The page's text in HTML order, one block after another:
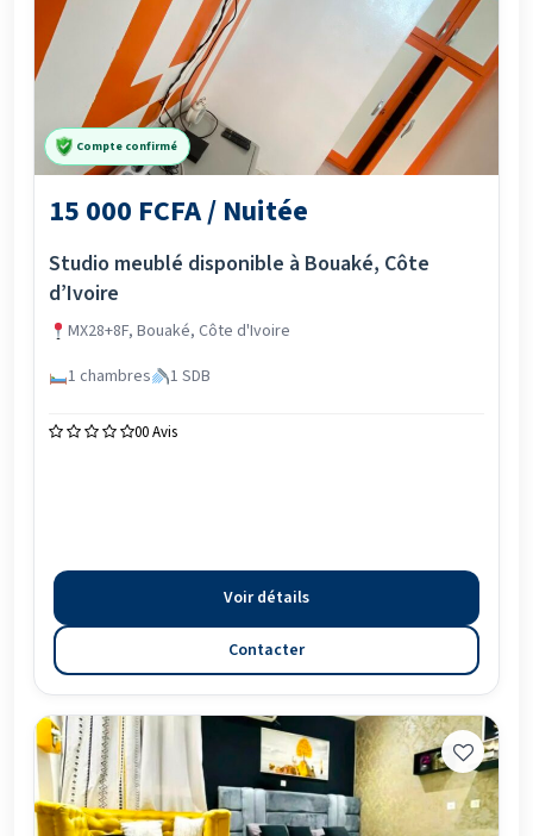
Compte confirmé
15 000 FCFA / Nuitée
Studio meublé disponible à Bouaké, Côte
d’Ivoire
MX28+8F, Bouaké, Côte d'Ivoire
1 chambres
1 SDB
00 Avis
Voir détails
Contacter